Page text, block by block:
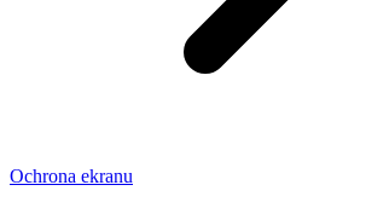
Ochrona ekranu